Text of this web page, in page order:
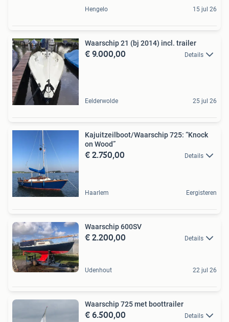
Hengelo 15 jul 26
Waarschip 21 (bj 2014) incl. trailer
€ 9.000,00 Details
Eelderwolde 25 jul 26
Kajuitzeilboot/Waarschip 725: “Knock
on Wood”
€ 2.750,00 Details
Haarlem Eergisteren
Waarschip 600SV
€ 2.200,00 Details
Udenhout 22 jul 26
Waarschip 725 met boottrailer
€ 6.500,00 Details